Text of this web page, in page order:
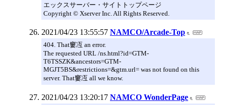
エックスサーバー・サイトトップページ
Copyright © Xserver Inc. All Rights Reserved.
2021/04/23 13:55:57 NAMCO/Arcade-Top
404. That窶冱 an error.
The requested URL /ns.html?id=GTM-
T6TSSZK&ancestors=GTM-
MGJT5BS&restrictions=&gtm.url= was not found on this
server. That窶冱 all we know.
2021/04/23 13:20:17 NAMCO WonderPage